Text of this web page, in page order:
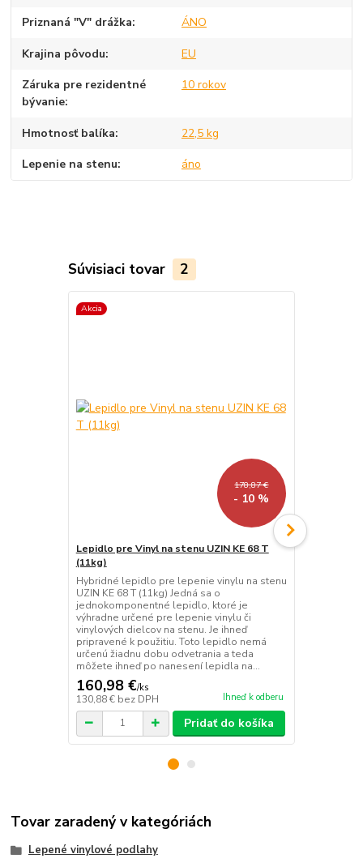
Priznaná "V" drážka ÁNO
Krajina pôvodu EU
Záruka pre rezidentné
bývanie
10 rokov
Hmotnosť balíka 22,5 kg
Lepenie na stenu áno
Súvisiaci tovar 2
Akcia
178,87 €
- 10 %
Lepidlo pre Vinyl na stenu UZIN KE 68 T
(11kg)
Hybridné lepidlo pre lepenie vinylu na stenu
UZIN KE 68 T (11kg) Jedná sa o
jednokomponentné lepidlo, ktoré je
výhradne určené pre lepenie vinylu či
vinylových dielcov na stenu. Je ihneď
pripravené k použitiu. Toto lepidlo nemá
určenú žiadnu dobu odvetrania a teda
môžete ihneď po nanesení lepidla na...
160,98 €/ks
130,88 € bez DPH Ihneď k odberu
Pridať do košíka
Tovar zaradený v kategóriách
Lepené vinylové podlahy